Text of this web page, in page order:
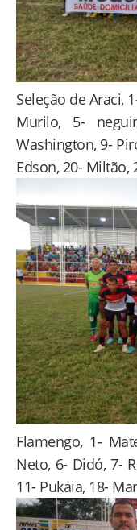
Seleção de Araci,
Murilo, 5-
Washington, 9-
Edson, 20- Miltão,
Flamengo, 1-
Neto, 6- Didó, 7-
11- Pukaia, 18-